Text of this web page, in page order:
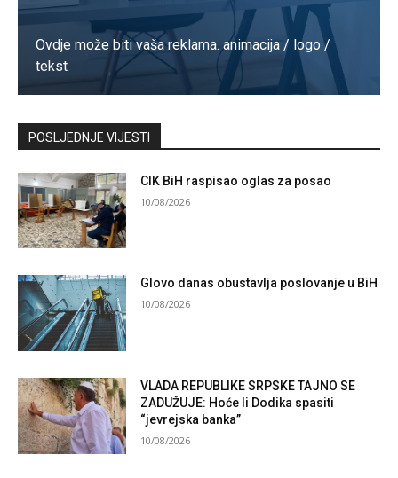
Ovdje može biti vaša reklama. animacija / logo /
tekst
Kontaktirajte nas
POSLJEDNJE VIJESTI
CIK BiH raspisao oglas za posao
10/08/2026
Glovo danas obustavlja poslovanje u BiH
10/08/2026
VLADA REPUBLIKE SRPSKE TAJNO SE
ZADUŽUJE: Hoće li Dodika spasiti
“jevrejska banka”
10/08/2026